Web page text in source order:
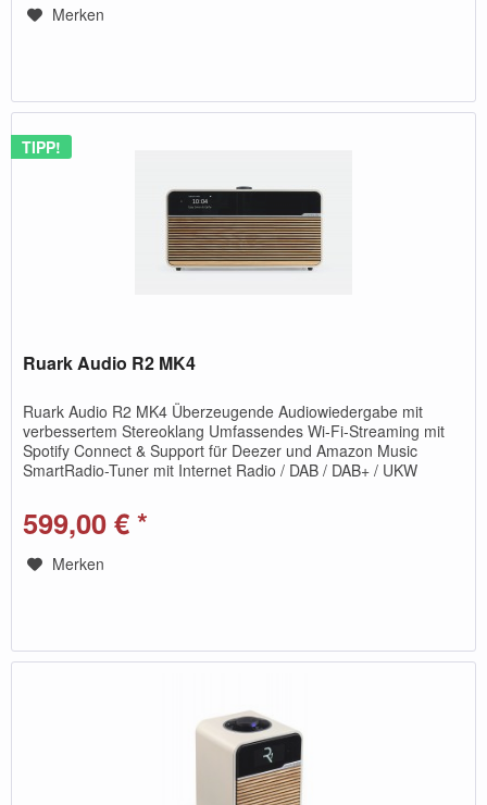
Merken
TIPP!
Ruark Audio R2 MK4
Ruark Audio R2 MK4 Überzeugende Audiowiedergabe mit
verbessertem Stereoklang Umfassendes Wi-Fi-Streaming mit
Spotify Connect & Support für Deezer und Amazon Music
SmartRadio-Tuner mit Internet Radio / DAB / DAB+ / UKW
599,00 € *
Merken